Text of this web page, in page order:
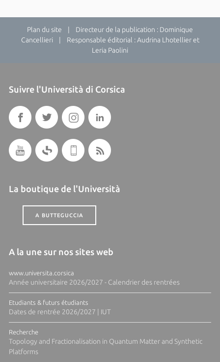
Plan du site | Directeur de la publication : Dominique
Cancellieri | Responsable éditorial : Audrina Lhotellier et
Leria Paolini
Suivre l'Università di Corsica
La boutique de l'Università
A BUTTEGUCCIA
A la une sur nos sites web
www.universita.corsica
Année universitaire 2026/2027 - Calendrier des rentrées
Etudiants & futurs étudiants
Dates de rentrée 2026/2027 | IUT
Recherche
Topology and Fractionalisation in Quantum Matter and Synthetic
Platforms